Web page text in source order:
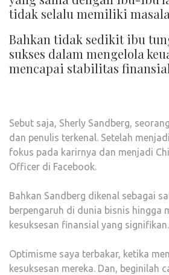
tidak selalu memiliki
Bahkan tidak sedikit ibu
sukses dalam mengelola
mencapai stabilitas
Sebut saja, Sherly Sandberg,
dan penulis terkenal. Setelah
fokus pada karirnya dan menjadi
Officer di Facebook.
Bahkan Sandberg dikenal sebagai
berpengaruh di dunia bisnis hingga
kesuksesan finansial yang signifikan.
Optimisme saya terbakar, ketika
kesuksesan mereka. Dan, beginilah